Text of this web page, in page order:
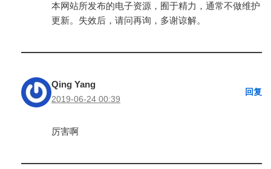
本网站所发布的电子资源，囿于精力，通常不做维护
更新。失效后，请问再询，多谢谅解。
Qing Yang
2019-06-24 00:39
回复
厉害啊